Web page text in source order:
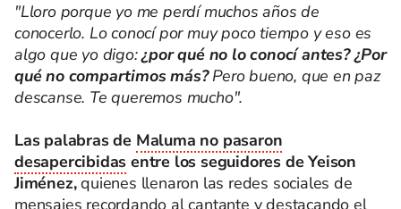
"Lloro porque yo me perdí muchos años de
conocerlo. Lo conocí por muy poco tiempo y eso es
algo que yo digo:¿por qué no lo conocí antes? ¿Por
qué no compartimos más?Pero bueno, que en paz
descanse. Te queremos mucho".
Las palabras de Maluma no pasaron
desapercibidas entre los seguidores de Yeison
Jiménez,quienes llenaron las redes sociales de
mensajes recordando al cantante y destacando el